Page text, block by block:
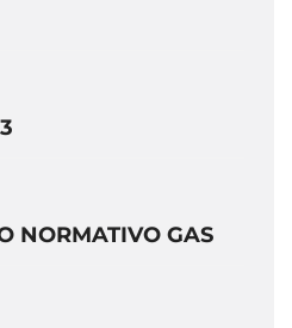
NORMATIVO GAS